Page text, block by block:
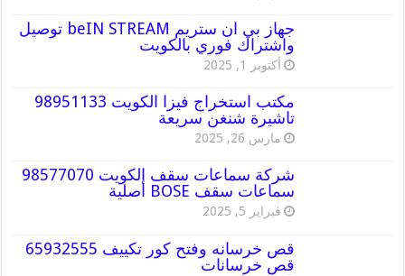
جهاز بي ان ستريم beIN STREAM توصيل
واشتراك فوري بالكويت
أكتوبر 1, 2025
مكتب استخراج فيزا الكويت 98951133
تاشيرة شنغن سريعة
مارس 26, 2025
شركة سماعات سقف الكويت 98577070
سماعات سقف BOSE أصلية
فبراير 5, 2025
قص خرسانه وفتح كور تكييف 65932555
قص خرسانات